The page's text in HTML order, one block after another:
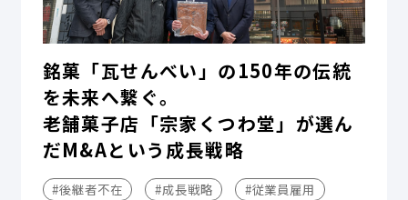
銘菓「瓦せんべい」の150年の伝統
を未来へ繋ぐ。
老舗菓子店「宗家くつわ堂」が選ん
だM&Aという成長戦略
#後継者不在 #成長戦略 #従業員雇用